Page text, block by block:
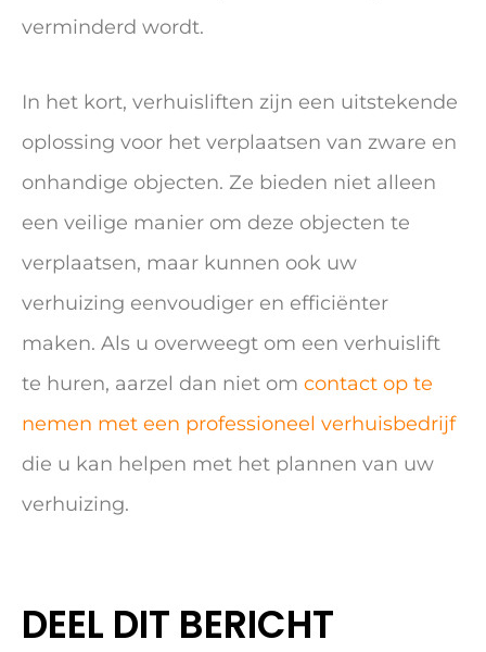
verminderd wordt.
In het kort, verhuisliften zijn een uitstekende
oplossing voor het verplaatsen van zware en
onhandige objecten. Ze bieden niet alleen
een veilige manier om deze objecten te
verplaatsen, maar kunnen ook uw
verhuizing eenvoudiger en efficiënter
maken. Als u overweegt om een verhuislift
te huren, aarzel dan niet om contact op te
nemen met een professioneel verhuisbedrijf
die u kan helpen met het plannen van uw
verhuizing.
DEEL DIT BERICHT